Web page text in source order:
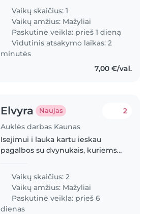
1/2 men 3-4 dienos. Jei domina
papildomas uždarbis labai
lauksiu žiniučių!
Vaikų skaičius: 1
Vaikų amžius: Mažyliai
Paskutinė veikla: prieš 1 dieną
Vidutinis atsakymo laikas: 2
minutės
7,00 €/val.
Elvyra Naujas
Auklės darbas Kaunas
2
Isejimui i lauka kartu ieskau
pagalbos su dvynukais, kuriems
Vaikų skaičius: 2
Vaikų amžius: Mažyliai
Paskutinė veikla: prieš 6
dienas